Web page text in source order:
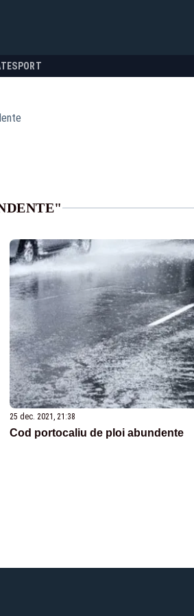
SPORT
25 dec. 2021, 21:38
Cod portocaliu de ploi abundente